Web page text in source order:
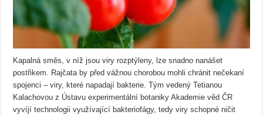
Kapalná směs, v níž jsou viry rozptýleny, lze snadno nanášet
postřikem. Rajčata by před vážnou chorobou mohli chránit nečekaní
spojenci – viry, které napadají bakterie. Tým vedený Tetianou
Kalachovou z Ústavu experimentální botaniky Akademie věd ČR
vyvíjí technologii využívající bakteriofágy, tedy viry schopné ničit